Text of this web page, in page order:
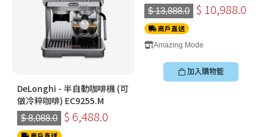
DeLonghi - 半自動咖啡機 (可
做冷粹咖啡) EC9255.M
$ 8,088.0 $ 6,488.0
$ 13,888.0 $ 10,988.0
商戶直送
Amazing Mode
加入購物籃